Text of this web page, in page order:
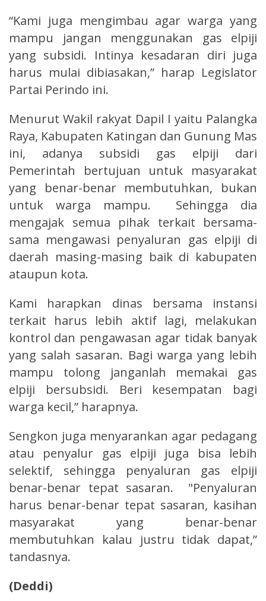
“Kami juga mengimbau agar warga yang
mampu jangan menggunakan gas elpiji
yang subsidi. Intinya kesadaran diri juga
harus mulai dibiasakan,” harap Legislator
Partai Perindo ini.
Menurut Wakil rakyat Dapil I yaitu Palangka
Raya, Kabupaten Katingan dan Gunung Mas
ini, adanya subsidi gas elpiji dari
Pemerintah bertujuan untuk masyarakat
yang benar-benar membutuhkan, bukan
untuk warga mampu. Sehingga dia
mengajak semua pihak terkait bersama-
sama mengawasi penyaluran gas elpiji di
daerah masing-masing baik di kabupaten
ataupun kota.
Kami harapkan dinas bersama instansi
terkait harus lebih aktif lagi, melakukan
kontrol dan pengawasan agar tidak banyak
yang salah sasaran. Bagi warga yang lebih
mampu tolong janganlah memakai gas
elpiji bersubsidi. Beri kesempatan bagi
warga kecil,” harapnya.
Sengkon juga menyarankan agar pedagang
atau penyalur gas elpiji juga bisa lebih
selektif, sehingga penyaluran gas elpiji
benar-benar tepat sasaran. "Penyaluran
harus benar-benar tepat sasaran, kasihan
masyarakat yang benar-benar
membutuhkan kalau justru tidak dapat,”
tandasnya.
(Deddi)